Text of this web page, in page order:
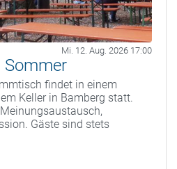
Mi. 12. Aug. 2026 17:00
findet in einem
Keller in Bamberg statt.
Gäste sind stets